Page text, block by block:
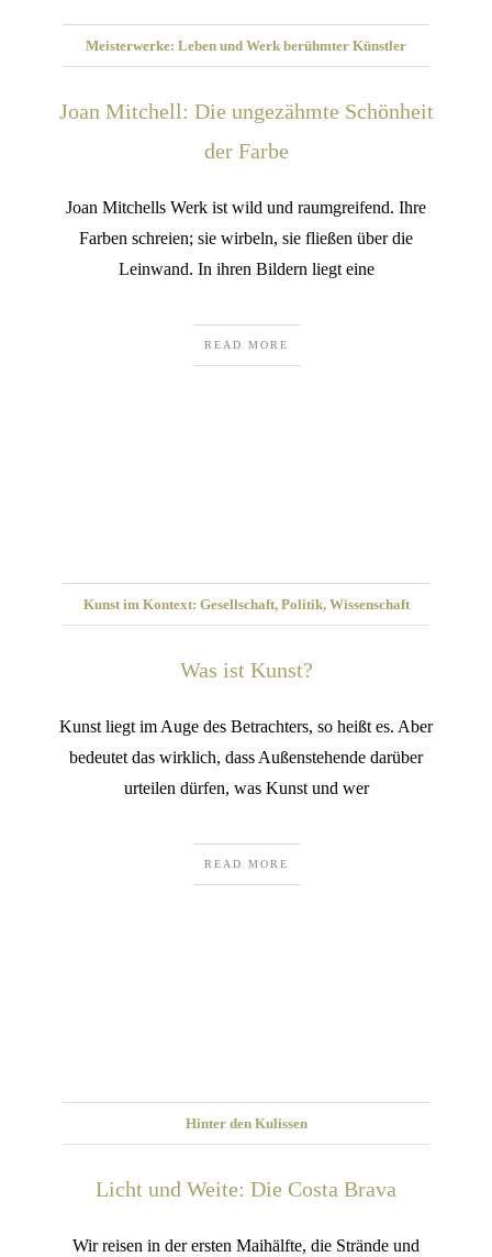
Meisterwerke: Leben und Werk berühmter Künstler
Joan Mitchell: Die ungezähmte Schönheit
der Farbe
Joan Mitchells Werk ist wild und raumgreifend. Ihre
Farben schreien; sie wirbeln, sie fließen über die
Leinwand. In ihren Bildern liegt eine
READ MORE
Kunst im Kontext: Gesellschaft, Politik, Wissenschaft
Was ist Kunst?
Kunst liegt im Auge des Betrachters, so heißt es. Aber
bedeutet das wirklich, dass Außenstehende darüber
urteilen dürfen, was Kunst und wer
READ MORE
Hinter den Kulissen
Licht und Weite: Die Costa Brava
Wir reisen in der ersten Maihälfte, die Strände und